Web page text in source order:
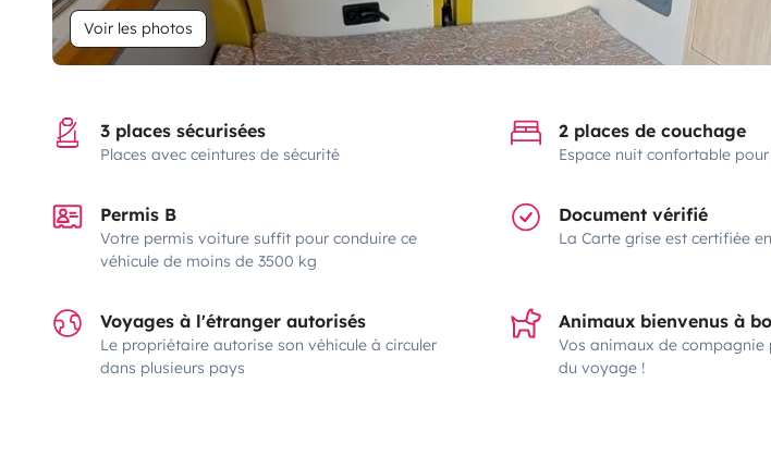
Voir les photos
3 places sécurisées
Places avec ceintures de sécurité
2 places de couchage
Espace nuit confortable
Permis B
Votre permis voiture suffit pour conduire ce
véhicule de moins de 3500 kg
Document vérifié
La Carte grise est certifiée
Voyages à l'étranger autorisés
Le propriétaire autorise son véhicule à circuler
dans plusieurs pays
Animaux bienvenus à
Vos animaux de
du voyage !